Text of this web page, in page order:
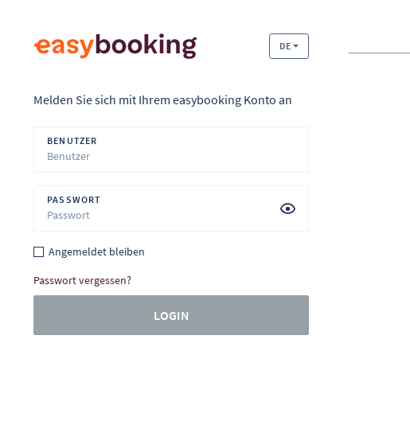
DE
Melden Sie sich mit Ihrem easybooking Konto an
BENUTZER
PASSWORT
Angemeldet bleiben
Passwort vergessen?
LOGIN